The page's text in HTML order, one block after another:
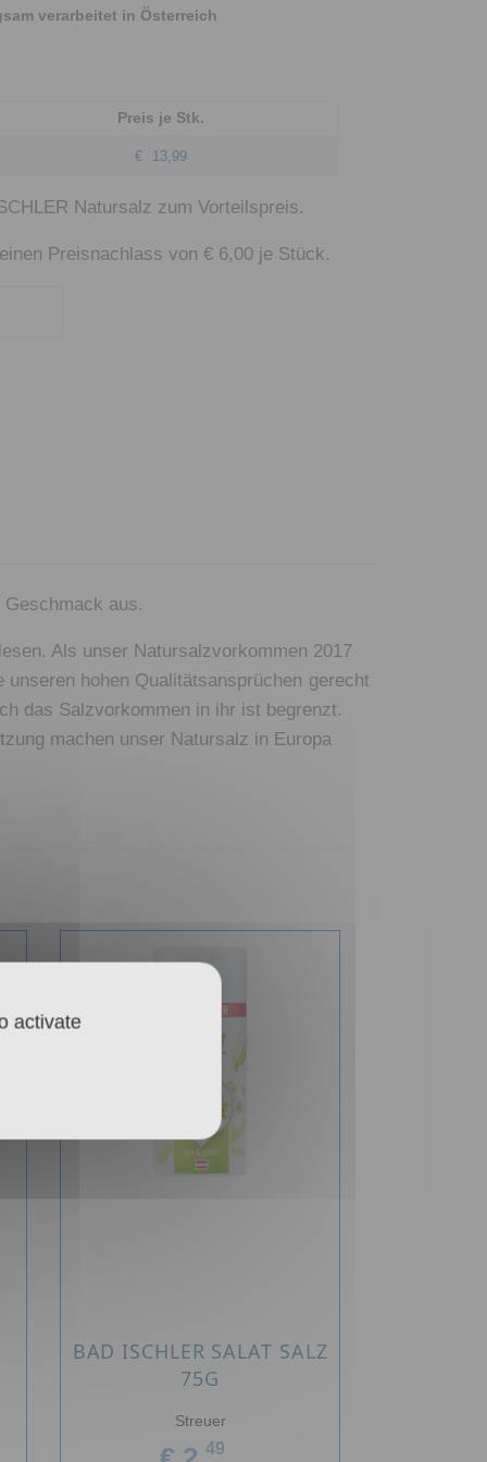
Salinen
verarbeitet in Österreich
Preis je Stk.
€ 13,99
Natursalz zum Vorteilspreis.
Preisnachlass von € 6,00 je Stück.
aus.
Als unser Natursalzvorkommen 2017
hohen Qualitätsansprüchen gerecht
das Salzvorkommen in ihr ist begrenzt.
machen unser Natursalz in Europa
BAD ISCHLER SALAT SALZ
75G
Streuer
49
activate